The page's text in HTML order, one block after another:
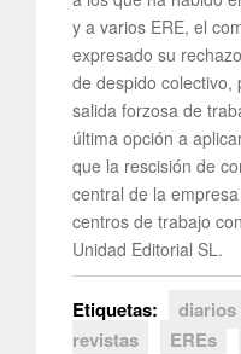
y a varios ERE, el
expresado su
de despido colectivo,
salida forzosa de
última opción a
que la rescisión de
central de la
centros de trabajo
Unidad Editorial SL.
Etiquetas:
diarios
revistas
EREs